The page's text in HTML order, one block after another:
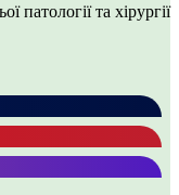
патології та хірургії